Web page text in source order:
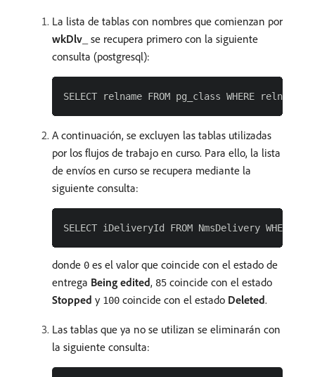
La lista de tablas con nombres que comienzan por
wkDlv_ se recupera primero con la siguiente
consulta (postgresql):
A continuación, se excluyen las tablas utilizadas
por los flujos de trabajo en curso. Para ello, la lista
de envíos en curso se recupera mediante la
siguiente consulta:
donde 0 es el valor que coincide con el estado de
entrega Being edited, 85 coincide con el estado
Stopped y 100 coincide con el estado Deleted.
Las tablas que ya no se utilizan se eliminarán con
la siguiente consulta: